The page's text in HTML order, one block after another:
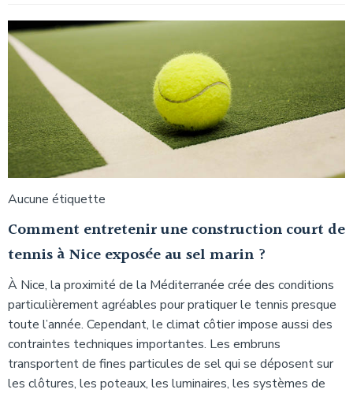
Aucune étiquette
Comment entretenir une construction court de
tennis à Nice exposée au sel marin ?
À Nice, la proximité de la Méditerranée crée des conditions
particulièrement agréables pour pratiquer le tennis presque
toute l’année. Cependant, le climat côtier impose aussi des
contraintes techniques importantes. Les embruns
transportent de fines particules de sel qui se déposent sur
les clôtures, les poteaux, les luminaires, les systèmes de